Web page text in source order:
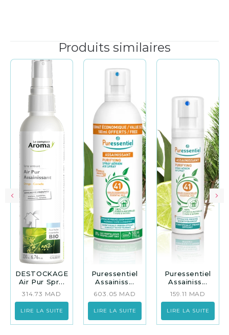
Produits similaires
DESTOCKAGE
Air Pur Spr...
314.73 MAD
LIRE LA SUITE
Puressentiel
Assainiss...
603.05 MAD
LIRE LA SUITE
Puressentiel
Assainiss...
159.11 MAD
LIRE LA SUITE